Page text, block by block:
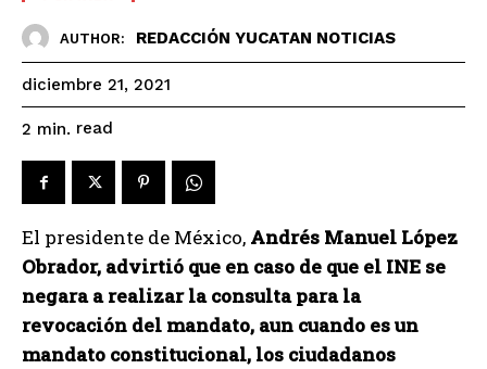
AUTHOR: REDACCIÓN YUCATAN NOTICIAS
diciembre 21, 2021
2 min. read
El presidente de México, Andrés Manuel López
Obrador, advirtió que en caso de que el INE se
negara a realizar la consulta para la
revocación del mandato, aun cuando es un
mandato constitucional, los ciudadanos